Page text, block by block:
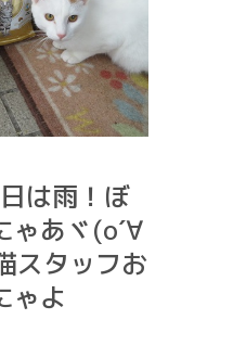
は雨！ぼ
ゃあヾ(o´∀
スタッフお
ゃよ